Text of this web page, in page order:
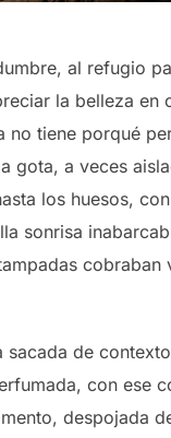
al refugio
la belleza en
tiene porqué
gota, a veces
los huesos,
sonrisa
de
con ese
despojada